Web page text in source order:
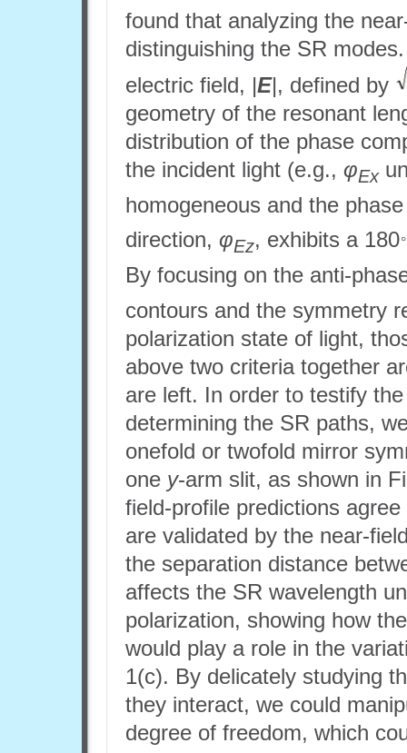
found that analyzing the
distinguishing the SR
electric field, |E|, defined by
geometry of the resonant
distribution of the phase
the incident light (e.g., φEx
homogeneous and the
direction, φEz, exhibits a 180
By focusing on the anti-
contours and the symmetry
polarization state of light,
above two criteria together
are left. In order to testify
determining the SR paths,
onefold or twofold mirror
one y-arm slit, as shown in
field-profile predictions
are validated by the near-
the separation distance
affects the SR wavelength
polarization, showing how
would play a role in the
1(c). By delicately studying
they interact, we could
degree of freedom, which